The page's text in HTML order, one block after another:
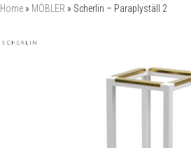
Home » MÖBLER » Scherlin – Paraplyställ 2